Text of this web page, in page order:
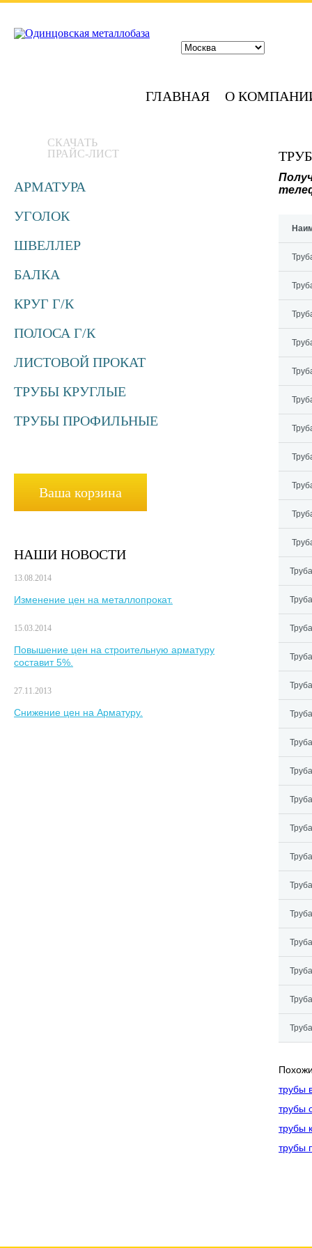
ГЛАВНАЯ О
СКАЧАТЬ
ПРАЙС-ЛИСТ
АРМАТУРА
УГОЛОК
ШВЕЛЛЕР
БАЛКА
КРУГ Г/К
ПОЛОСА Г/К
ЛИСТОВОЙ ПРОКАТ
ТРУБЫ КРУГЛЫЕ
ТРУБЫ ПРОФИЛЬНЫЕ
Ваша корзина
НАШИ НОВОСТИ
13.08.2014
Изменение цен на металлопрокат.
15.03.2014
Повышение цен на строительную арматуру
составит 5%.
27.11.2013
Снижение цен на Арматуру.
трубы
трубы
трубы
трубы